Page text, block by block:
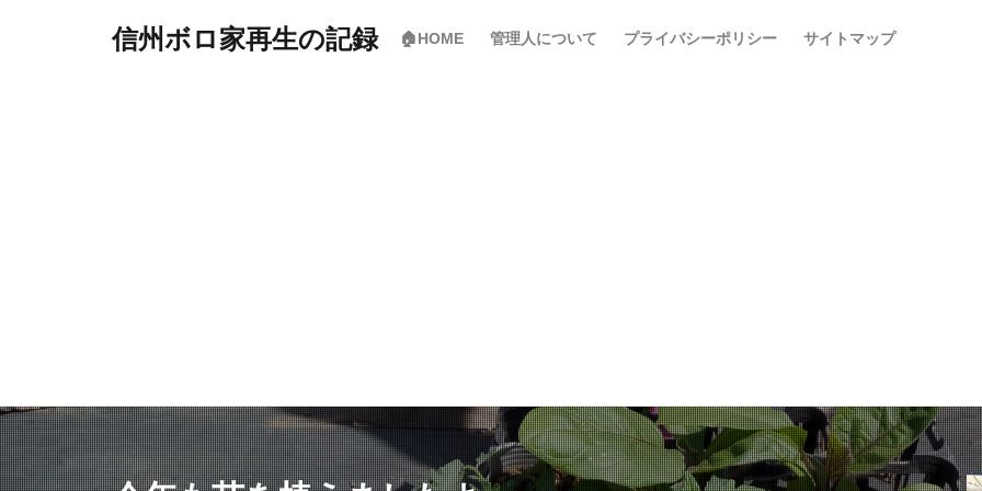
信州ボロ家再生の記録 🏠HOME 管理人について プライバシーポリシー サイトマップ